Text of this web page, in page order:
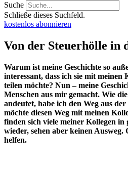
Suche
Schließe dieses Suchfeld.
kostenlos abonnieren
Von der Steuerhölle in
Warum ist meine Geschichte so
interessant, dass ich sie mit meinen
teilen möchte? Nun – meine
Menschen aus mir gemacht. Wie
andeutet, habe ich den Weg aus
möchte diesen Weg mit meinen
finden sich viele meiner Kollegen in
wieder, sehen aber keinen Ausweg.
helfen.